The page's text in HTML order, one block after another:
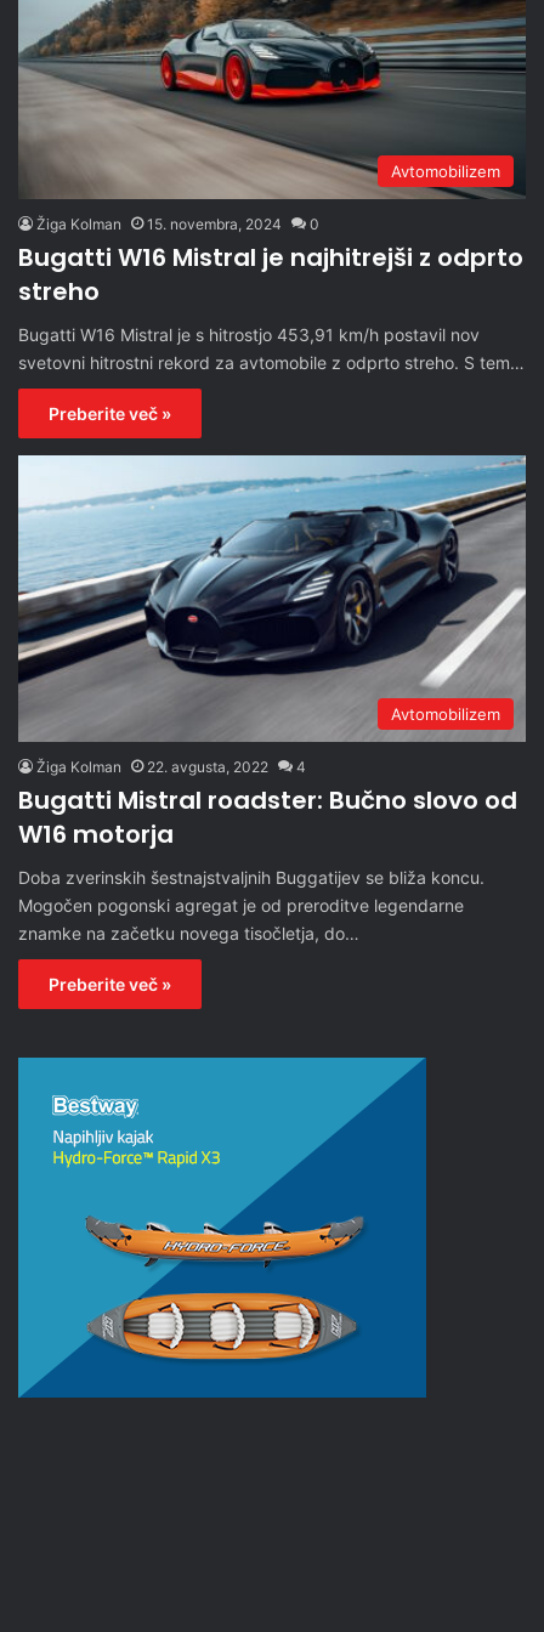
Avtomobilizem
Žiga Kolman 15. novembra, 2024 0
Bugatti W16 Mistral je najhitrejši z odprto
streho
Bugatti W16 Mistral je s hitrostjo 453,91 km/h postavil nov
svetovni hitrostni rekord za avtomobile z odprto streho. S tem…
Preberite več »
Avtomobilizem
Žiga Kolman 22. avgusta, 2022 4
Bugatti Mistral roadster: Bučno slovo od
W16 motorja
Doba zverinskih šestnajstvaljnih Buggatijev se bliža koncu.
Mogočen pogonski agregat je od preroditve legendarne
znamke na začetku novega tisočletja, do…
Preberite več »